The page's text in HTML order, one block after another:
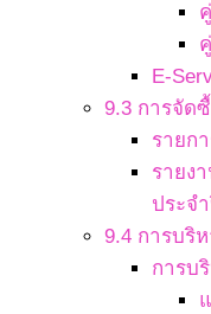
E-
9.3 การจัด
รายก
รายง
ประจ
9.4 การบริ
การบ